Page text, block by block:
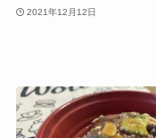
2021年12月12日